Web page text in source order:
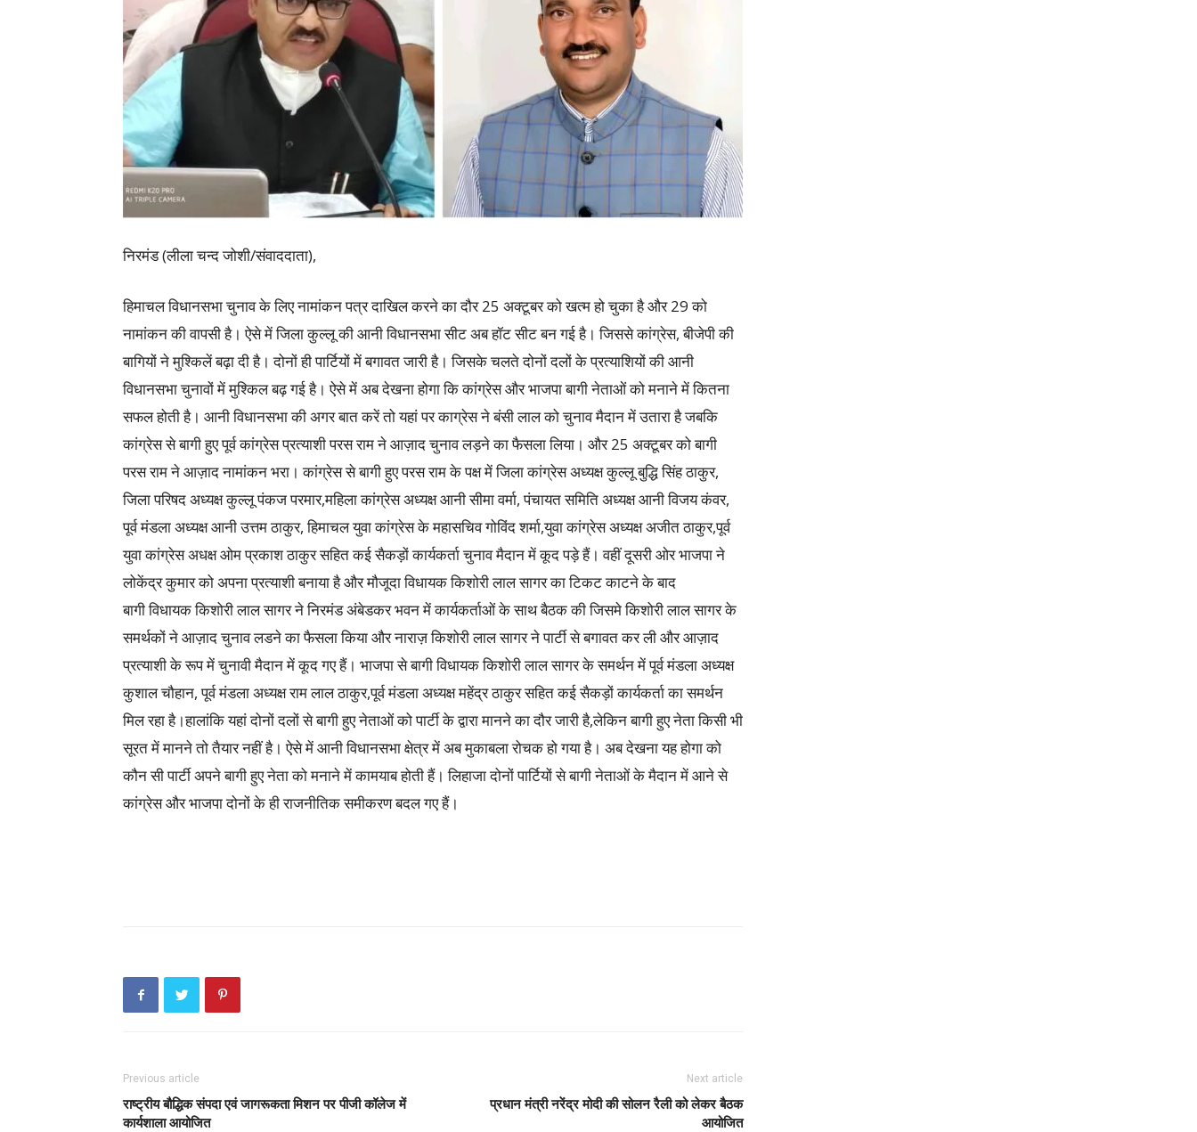
निरमंड (लीला चन्द जोशी/संवाददाता),
हिमाचल विधानसभा चुनाव के लिए नामांकन पत्र दाखिल करने का दौर 25 अक्टूबर को खत्म हो चुका है और 29 को
नामांकन की वापसी है। ऐसे में जिला कुल्लू की आनी विधानसभा सीट अब हॉट सीट बन गई है। जिससे कांग्रेस, बीजेपी की
बागियों ने मुश्किलें बढ़ा दी है। दोनों ही पार्टियों में बगावत जारी है। जिसके चलते दोनों दलों के प्रत्याशियों की आनी
विधानसभा चुनावों में मुश्किल बढ़ गई है। ऐसे में अब देखना होगा कि कांग्रेस और भाजपा बागी नेताओं को मनाने में कितना
सफल होती है। आनी विधानसभा की अगर बात करें तो यहां पर काग्रेस ने बंसी लाल को चुनाव मैदान में उतारा है जबकि
कांग्रेस से बागी हुए पूर्व कांग्रेस प्रत्याशी परस राम ने आज़ाद चुनाव लड़ने का फैसला लिया। और 25 अक्टूबर को बागी
परस राम ने आज़ाद नामांकन भरा। कांग्रेस से बागी हुए परस राम के पक्ष में जिला कांग्रेस अध्यक्ष कुल्लू बुद्धि सिंह ठाकुर,
जिला परिषद अध्यक्ष कुल्लू पंकज परमार,महिला कांग्रेस अध्यक्ष आनी सीमा वर्मा, पंचायत समिति अध्यक्ष आनी विजय कंवर,
पूर्व मंडला अध्यक्ष आनी उत्तम ठाकुर, हिमाचल युवा कांग्रेस के महासचिव गोविंद शर्मा,युवा कांग्रेस अध्यक्ष अजीत ठाकुर,पूर्व
युवा कांग्रेस अधक्ष ओम प्रकाश ठाकुर सहित कई सैकड़ों कार्यकर्ता चुनाव मैदान में कूद पड़े हैं। वहीं दूसरी ओर भाजपा ने
लोकेंद्र कुमार को अपना प्रत्याशी बनाया है और मौजूदा विधायक किशोरी लाल सागर का टिकट काटने के बाद
बागी विधायक किशोरी लाल सागर ने निरमंड अंबेडकर भवन में कार्यकर्ताओं के साथ बैठक की जिसमे किशोरी लाल सागर के
समर्थकों ने आज़ाद चुनाव लडने का फैसला किया और नाराज़ किशोरी लाल सागर ने पार्टी से बगावत कर ली और आज़ाद
प्रत्याशी के रूप में चुनावी मैदान में कूद गए हैं। भाजपा से बागी विधायक किशोरी लाल सागर के समर्थन में पूर्व मंडला अध्यक्ष
कुशाल चौहान, पूर्व मंडला अध्यक्ष राम लाल ठाकुर,पूर्व मंडला अध्यक्ष महेंद्र ठाकुर सहित कई सैकड़ों कार्यकर्ता का समर्थन
मिल रहा है।हालांकि यहां दोनों दलों से बागी हुए नेताओं को पार्टी के द्वारा मानने का दौर जारी है,लेकिन बागी हुए नेता किसी भी
सूरत में मानने तो तैयार नहीं है। ऐसे में आनी विधानसभा क्षेत्र में अब मुकाबला रोचक हो गया है। अब देखना यह होगा को
कौन सी पार्टी अपने बागी हुए नेता को मनाने में कामयाब होती हैं। लिहाजा दोनों पार्टियों से बागी नेताओं के मैदान में आने से
कांग्रेस और भाजपा दोनों के ही राजनीतिक समीकरण बदल गए हैं।
Previous article
राष्ट्रीय बौद्धिक संपदा एवं जागरूकता मिशन पर पीजी कॉलेज में
कार्यशाला आयोजित
Next article
प्रधान मंत्री नरेंद्र मोदी की सोलन रैली को लेकर बैठक
आयोजित